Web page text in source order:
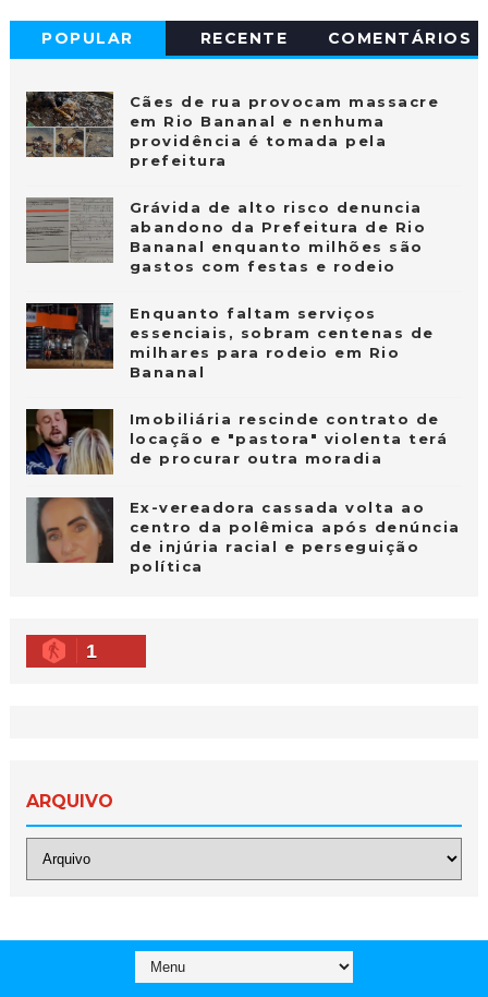
POPULAR RECENTE COMENTÁRIOS
Cães de rua provocam massacre
em Rio Bananal e nenhuma
providência é tomada pela
prefeitura
Grávida de alto risco denuncia
abandono da Prefeitura de Rio
Bananal enquanto milhões são
gastos com festas e rodeio
Enquanto faltam serviços
essenciais, sobram centenas de
milhares para rodeio em Rio
Bananal
Imobiliária rescinde contrato de
locação e "pastora" violenta terá
de procurar outra moradia
Ex-vereadora cassada volta ao
centro da polêmica após denúncia
de injúria racial e perseguição
política
1
ARQUIVO